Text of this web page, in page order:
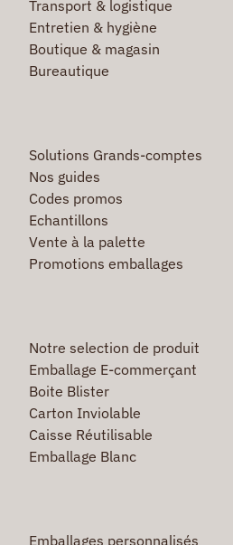
Transport & logistique
Entretien & hygiène
Boutique & magasin
Bureautique
Solutions Grands-comptes
Nos guides
Codes promos
Echantillons
Vente à la palette
Promotions emballages
Notre selection de produit
Emballage E-commerçant
Boite Blister
Carton Inviolable
Caisse Réutilisable
Emballage Blanc
Emballages personnalisés